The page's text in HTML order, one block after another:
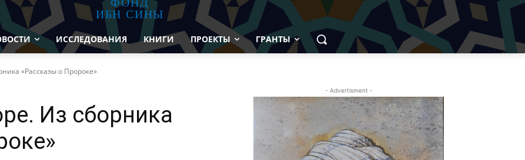
ИБН СИНЫ
ИССЛЕДОВАНИЯ КНИГИ ПРОЕКТЫ ГРАНТЫ
«Рассказы о Пророке»
Из сборника
- Advertisment -